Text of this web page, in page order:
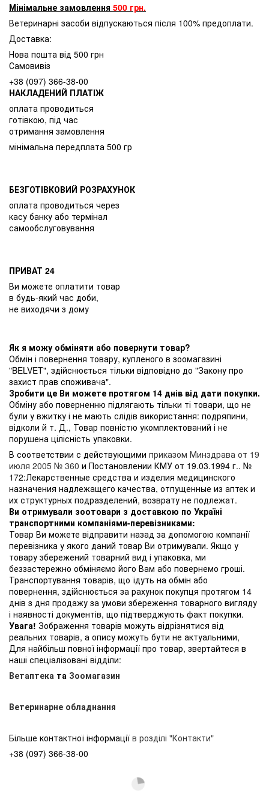
Мінімальне замовлення 500 грн.
Ветеринарні засоби відпускаються після 100% предоплати.
Доставка:
Нова пошта від 500 грн
Самовивіз
+38 (097) 366-38-00
НАКЛАДЕНИЙ ПЛАТІЖ
оплата проводиться
готівкою, під час
отримання замовлення
мінімальна передплата 500 гр
БЕЗГОТІВКОВИЙ РОЗРАХУНОК
оплата проводиться через
касу банку або термінал
самообслуговування
ПРИВАТ 24
Ви можете оплатити товар
в будь-який час доби,
не виходячи з дому
Як я можу обміняти або повернути товар?
Обмін і повернення товару, купленого в зоомагазині
"BELVET", здійснюється тільки відповідно до "Закону про
захист прав споживача".
Зробити це Ви можете протягом 14 днів від дати покупки.
Обміну або поверненню підлягають тільки ті товари, що не
були у вжитку і не мають слідів використання: подряпини,
відколи й т. Д., Товар повністю укомплектований і не
порушена цілісність упаковки.
В соответствии с действующими приказом Минздрава от 19
июля 2005 № 360 и Постановлении КМУ от 19.03.1994 г.. №
172:Лекарственные средства и изделия медицинского
назначения надлежащего качества, отпущенные из аптек и
их структурных подразделений, возврату не подлежат.
Ви отримували зоотовари з доставкою по Україні
транспортними компаніями-перевізниками:
Товар Ви можете відправити назад за допомогою компанії
перевізника у якого даний товар Ви отримували. Якщо у
товару збережений товарний вид і упаковка, ми
беззастережно обміняємо його Вам або повернемо гроші.
Транспортування товарів, що їдуть на обмін або
повернення, здійснюється за рахунок покупця протягом 14
днів з дня продажу за умови збереження товарного вигляду
і наявності документів, що підтверджують факт покупки.
Увага! Зображення товарів можуть відрізнятися від
реальних товарів, а опису можуть бути не актуальними,
Для найбільш повної інформації про товар, звертайтеся в
наші спеціалізовані відділи:
Ветаптека та Зоомагазин
Ветеринарне обладнання
Більше контактної інформації в розділі "Контакти"
+38 (097) 366-38-00